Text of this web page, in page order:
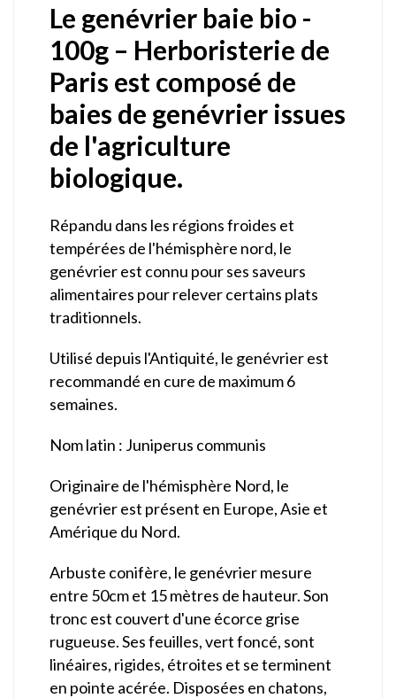
Le genévrier baie bio -
100g – Herboristerie de
Paris est composé de
baies de genévrier issues
de l'agriculture
biologique.
Répandu dans les régions froides et
tempérées de l'hémisphère nord, le
genévrier est connu pour ses saveurs
alimentaires pour relever certains plats
traditionnels.
Utilisé depuis l'Antiquité, le genévrier est
recommandé en cure de maximum 6
semaines.
Nom latin : Juniperus communis
Originaire de l'hémisphère Nord, le
genévrier est présent en Europe, Asie et
Amérique du Nord.
Arbuste conifère, le genévrier mesure
entre 50cm et 15 mètres de hauteur. Son
tronc est couvert d'une écorce grise
rugueuse. Ses feuilles, vert foncé, sont
linéaires, rigides, étroites et se terminent
en pointe acérée. Disposées en chatons,